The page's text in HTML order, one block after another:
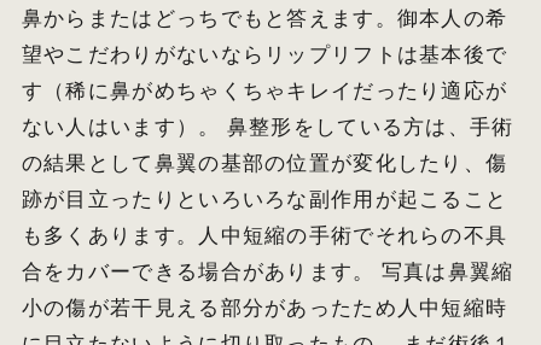
鼻からまたはどっちでもと答えます。御本人の希
望やこだわりがないならリップリフトは基本後で
す（稀に鼻がめちゃくちゃキレイだったり適応が
ない人はいます）。 鼻整形をしている方は、手術
の結果として鼻翼の基部の位置が変化したり、傷
跡が目立ったりといろいろな副作用が起こること
も多くあります。人中短縮の手術でそれらの不具
合をカバーできる場合があります。 写真は鼻翼縮
小の傷が若干見える部分があったため人中短縮時